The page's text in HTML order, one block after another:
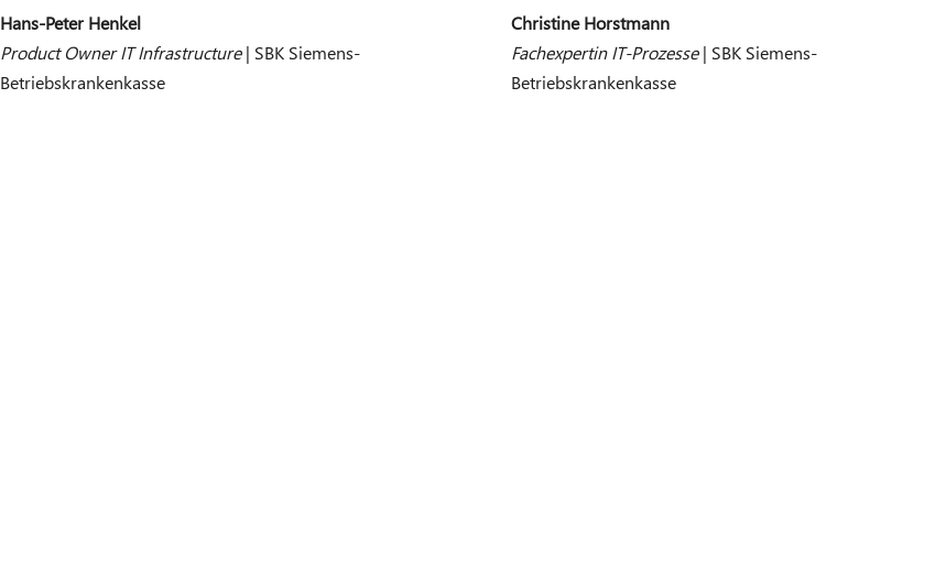
Hans-Peter Henkel
Product Owner IT Infrastructure​| SBK Siemens-
Betriebskrankenkasse​​
Christine Horstmann
Fachexpertin IT-Prozesse​ | SBK Siemens-
Betriebskrankenkasse​​